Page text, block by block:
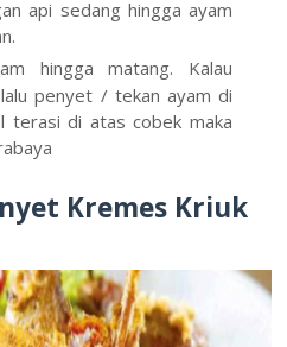
api sedang hingga ayam
hingga matang. Kalau
penyet / tekan ayam di
terasi di atas cobek maka
Kremes Kriuk